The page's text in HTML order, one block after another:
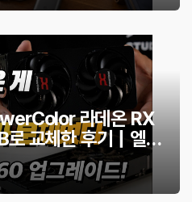
라데온 RX
교체한 후기｜엘든
체감 변화